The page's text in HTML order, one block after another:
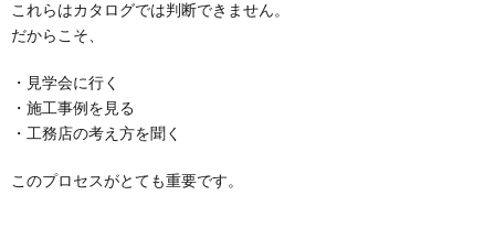
これらはカタログでは判断できません。
だからこそ、
・見学会に行く
・施工事例を見る
・工務店の考え方を聞く
このプロセスがとても重要です。